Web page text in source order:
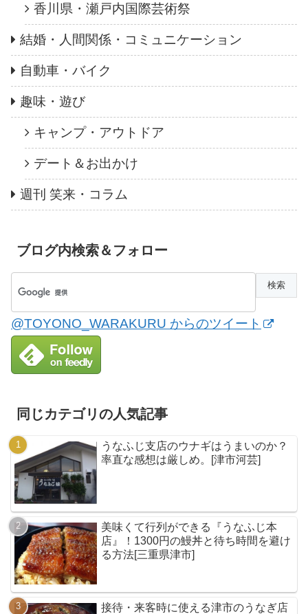
香川県・瀬戸内国際芸術祭
結婚・人間関係・コミュニケーション
自動車・バイク
趣味・遊び
キャンプ・アウトドア
デート＆お出かけ
週刊 笑来・コラム
ブログ内検索＆フォロー
@TOYONO_WARAKURU からのツイート
同じカテゴリの人気記事
うなふじ支店のウナギはうまいのか？
率直な感想は厳しめ。[津市河芸]
美味くて行列ができる『うなふじ本
店』！1300円の鰻丼と待ち時間を避け
る方法[三重県津市]
接待・来客時に使える津市のうなぎ店